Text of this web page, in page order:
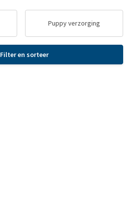
Puppy verzorging
Filter en sorteer